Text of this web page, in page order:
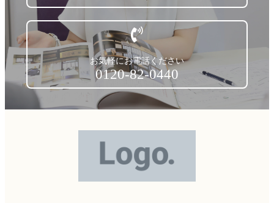
お気軽にお電話ください
0120-82-0440